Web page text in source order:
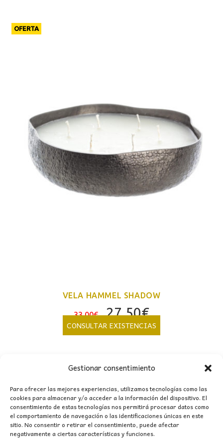
Gestionar consentimiento
Para ofrecer las mejores experiencias, utilizamos tecnologías como las
cookies para almacenar y/o acceder a la información del dispositivo. El
consentimiento de estas tecnologías nos permitirá procesar datos como
el comportamiento de navegación o las identificaciones únicas en este
sitio. No consentir o retirar el consentimiento, puede afectar
negativamente a ciertas características y funciones.
OFERTA
VELA HAMMEL SHADOW
33,00€
El
precio
original
33,00€.
27,50€El
precio
actual
27,50€.
CONSULTAR EXISTENCIAS
CONTACTO
MI CUENTA